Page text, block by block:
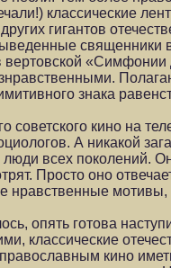
классические
гигантов
священники
«Симфонии
знака
советского кино на
А никакой
люди всех поколений.
Просто оно
нравственные
опять готова
классические
кино